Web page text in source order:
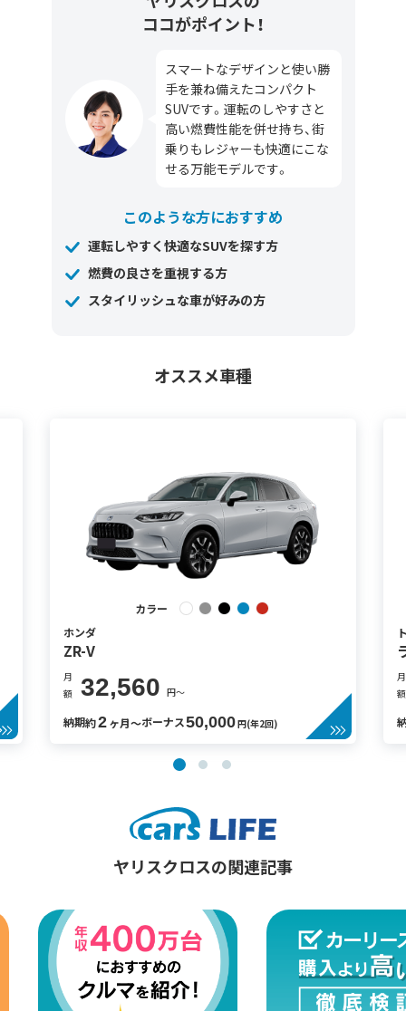
ココがポイント！
スマートなデザインと使い勝
手を兼ね備えたコンパクト
SUVです。運転のしやすさと
高い燃費性能を併せ持ち、街
乗りもレジャーも快適にこな
せる万能モデルです。
このような方におすすめ
運転しやすく快適なSUVを探す方
燃費の良さを重視する方
スタイリッシュな車が好みの方
オススメ車種
カラー
ホンダ
ZR-V
月
額 32,560 円〜
納期約2ヶ月〜ボーナス50,000円(年2回)
月
額
ヤリスクロスの関連記事